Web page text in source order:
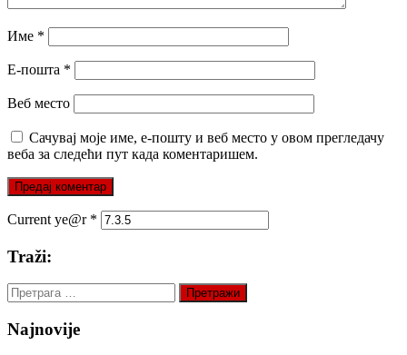
Име *
Е-пошта *
Веб место
Сачувај моје име, е-пошту и веб место у овом прегледачу
веба за следећи пут када коментаришем.
Current ye@r *
Traži:
Претрага
за:
Najnovije